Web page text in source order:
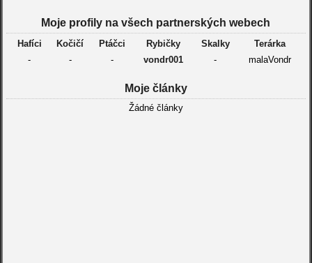
Moje profily na všech partnerských webech
Hafíci Kočičí Ptáčci Rybičky Skalky
Terárka
-
- - vondr001 - malaVondr
Moje články
Žádné články